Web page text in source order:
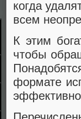
когда
всем
К этим
чтобы
формате